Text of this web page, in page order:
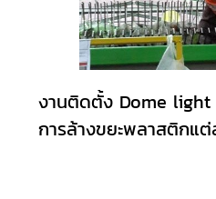
งานติดตั้ง Dome light
การล้างขยะพลาสติกแต่